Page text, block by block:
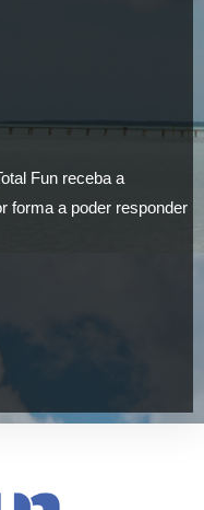
Fun receba a
forma a poder responder